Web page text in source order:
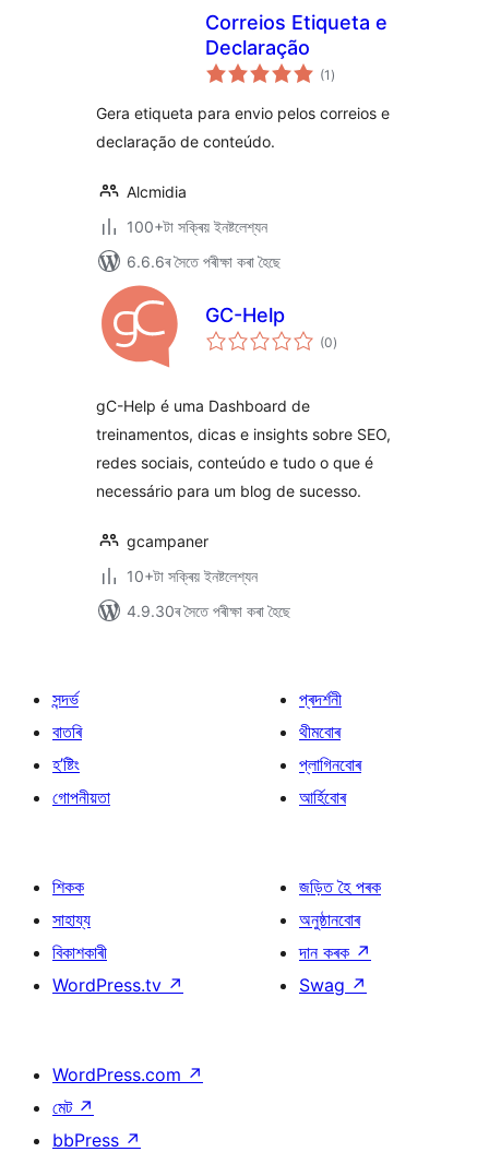
Correios Etiqueta e
Declaração
(1 টা
মুঠ)
Gera etiqueta para envio pelos correios e
declaração de conteúdo.
Alcmidia
100+টা সক্ৰিয় ইনষ্টলেশ্যন
6.6.6ৰ সৈতে পৰীক্ষা কৰা হৈছে
GC-Help
(0টা
মুঠ)
gC-Help é uma Dashboard de
treinamentos, dicas e insights sobre SEO,
redes sociais, conteúdo e tudo o que é
necessário para um blog de sucesso.
gcampaner
10+টা সক্ৰিয় ইনষ্টলেশ্যন
4.9.30ৰ সৈতে পৰীক্ষা কৰা হৈছে
সন্দৰ্ভ
বাতৰি
হ’ষ্টিং
গোপনীয়তা
প্ৰদৰ্শনী
থীমবোৰ
প্লাগিনবোৰ
আৰ্হিবোৰ
শিকক
সাহায্য
বিকাশকাৰী
WordPress.tv ↗
জড়িত হৈ পৰক
অনুষ্ঠানবোৰ
দান কৰক ↗
Swag ↗
WordPress.com ↗
মেট ↗
bbPress ↗